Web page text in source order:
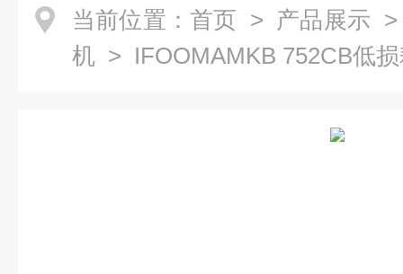
当前位置： 首页 > 产品展示
机 > IFOOMAMKB 752CB低